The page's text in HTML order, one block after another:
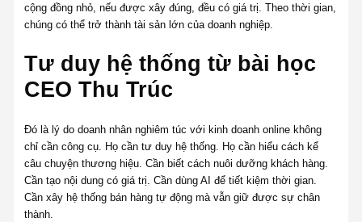
cộng đồng nhỏ, nếu được xây đúng, đều có giá trị. Theo thời gian,
chúng có thể trở thành tài sản lớn của doanh nghiệp.
Tư duy hệ thống từ bài học
CEO Thu Trúc
Đó là lý do doanh nhân nghiêm túc với kinh doanh online không
chỉ cần công cụ. Họ cần tư duy hệ thống. Họ cần hiểu cách kể
câu chuyện thương hiệu. Cần biết cách nuôi dưỡng khách hàng.
Cần tạo nội dung có giá trị. Cần dùng AI để tiết kiệm thời gian.
Cần xây hệ thống bán hàng tự động mà vẫn giữ được sự chân
thành.